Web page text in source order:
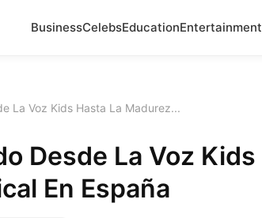
BusinessCelebsEducationEntertainment
La Voz Kids Hasta La Madurez...
Desde La Voz Kids
En España